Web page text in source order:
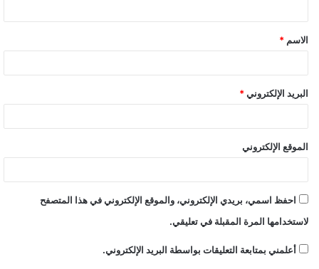
ق
*
الاسم *
البريد الإلكتروني *
الموقع الإلكتروني
احفظ اسمي، بريدي الإلكتروني، والموقع الإلكتروني في هذا المتصفح
لاستخدامها المرة المقبلة في تعليقي.
أعلمني بمتابعة التعليقات بواسطة البريد الإلكتروني.